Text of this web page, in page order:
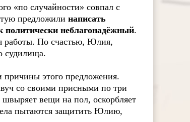
«по случайности» совпал с
предложилинаписать
политически неблагонадёжный.
работы. По счастью, Юлия,
судилища.
этого предложения.
со своими присными по три
швыряет вещи на пол, оскорбляет
пытаются защитить Юлию,